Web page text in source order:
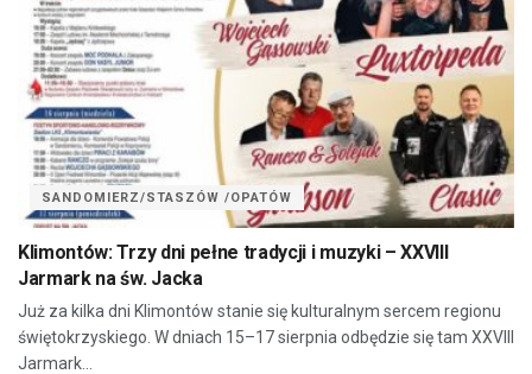
SANDOMIERZ/STASZÓW /OPATÓW
Klimontów: Trzy dni pełne tradycji i muzyki – XXVIII
Jarmark na św. Jacka
Już za kilka dni Klimontów stanie się kulturalnym sercem regionu
świętokrzyskiego. W dniach 15–17 sierpnia odbędzie się tam XXVIII
Jarmark...